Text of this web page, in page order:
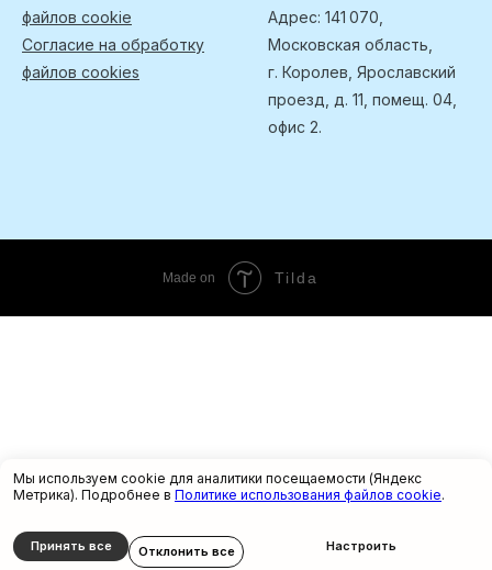
файлов cookie
Согласие на обработку
файлов cookies
Адрес: 141 070,
Московская область,
г. Королев, Ярославский
проезд, д. 11, помещ. 04,
офис 2.
Мы используем cookie для аналитики посещаемости (Яндекс
Метрика). Подробнее в Политике использования файлов cookie.
Принять все Отклонить все Настроить
Made on Tilda